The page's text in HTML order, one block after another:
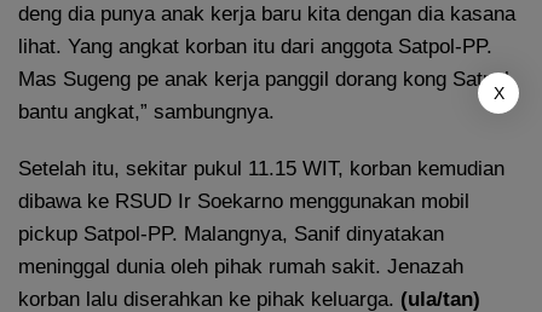
deng dia punya anak kerja baru kita dengan dia kasana
lihat. Yang angkat korban itu dari anggota Satpol-PP.
Mas Sugeng pe anak kerja panggil dorang kong Satpol
bantu angkat,” sambungnya.
Setelah itu, sekitar pukul 11.15 WIT, korban kemudian
dibawa ke RSUD Ir Soekarno menggunakan mobil
pickup Satpol-PP. Malangnya, Sanif dinyatakan
meninggal dunia oleh pihak rumah sakit. Jenazah
korban lalu diserahkan ke pihak keluarga. (ula/tan)
X